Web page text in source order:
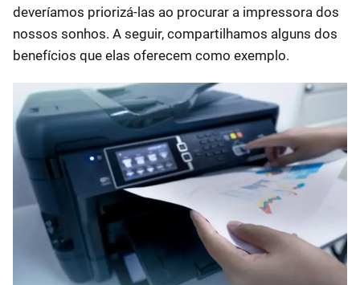
deveríamos priorizá-las ao procurar a impressora dos
nossos sonhos. A seguir, compartilhamos alguns dos
benefícios que elas oferecem como exemplo.